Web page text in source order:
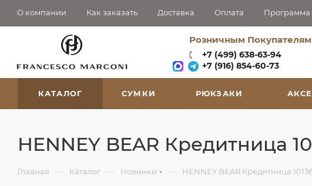
О компании Как заказать Доставка Оплата Программа
Розничным Покупателям
+7 (499) 638-63-94
+7 (916) 854-60-73‬
КАТАЛОГ СУМКИ РЮКЗАКИ
HENNEY BEAR Кредитница
Главная — Каталог — Новинки — HENNEY BEAR Кредитница